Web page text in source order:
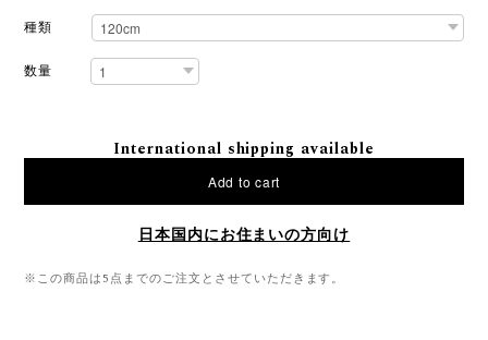
種類
数量
International shipping available
Add to cart
日本国内にお住まいの方向け
※この商品は5点までのご注文とさせていただきます。